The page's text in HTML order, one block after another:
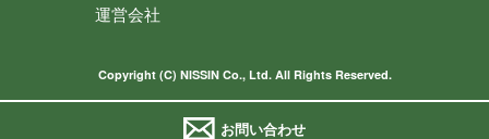
お問い合わせ
運営会社
Copyright (C) NISSIN Co., Ltd. All Rights Reserved.